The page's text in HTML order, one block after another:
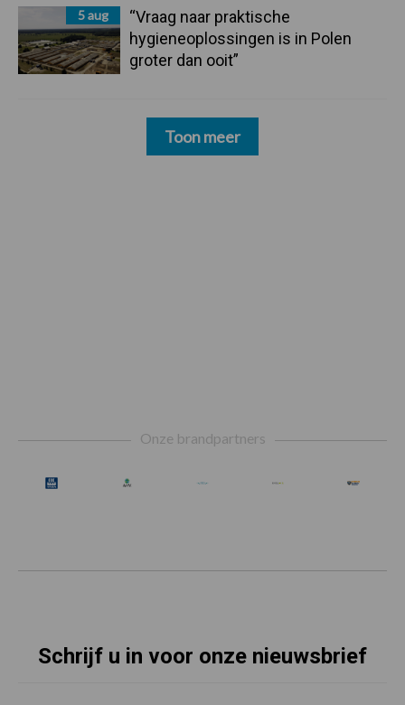
5 aug
“Vraag naar praktische
hygieneoplossingen is in Polen
groter dan ooit”
Toon meer
Onze brandpartners
Schrijf u in voor onze nieuwsbrief